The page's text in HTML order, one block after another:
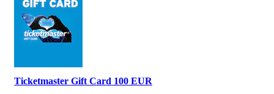
Ticketmaster Gift Card 100 EUR